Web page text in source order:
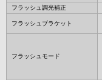
フラッシュ調光補正
フラッシュブラケット
フラッシュモード